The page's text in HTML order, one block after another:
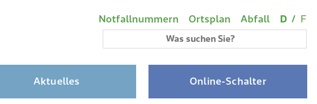
Metanavigation
Wichtige Links
Notfallnummern Ortsplan Abfall D / F
Aktuelles Online-Schalter